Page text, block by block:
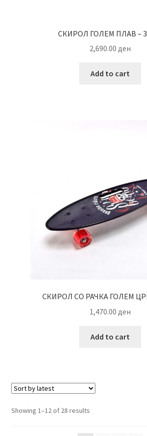
СКИРОЛ ГОЛЕМ ПЛАВ –
2,690.00 ден
Add to cart
СКИРОЛ СО РАЧКА ГОЛЕМ
1,470.00 ден
Add to cart
Showing 1–12 of 28 resultsSorted
latest